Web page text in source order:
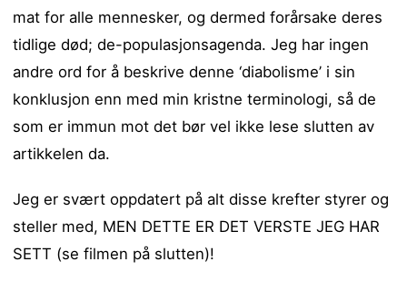
mat for alle mennesker, og dermed forårsake deres
tidlige død; de-populasjonsagenda. Jeg har ingen
andre ord for å beskrive denne ‘diabolisme’ i sin
konklusjon enn med min kristne terminologi, så de
som er immun mot det bør vel ikke lese slutten av
artikkelen da.
Jeg er svært oppdatert på alt disse krefter styrer og
steller med, MEN DETTE ER DET VERSTE JEG HAR
SETT (se filmen på slutten)!